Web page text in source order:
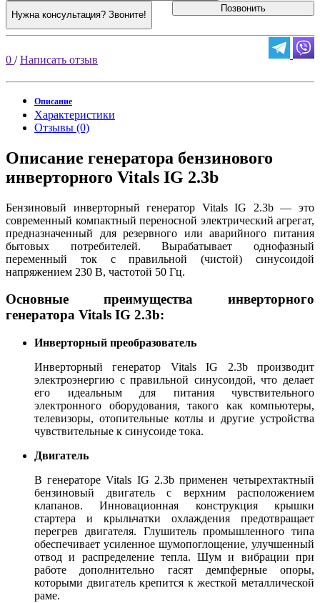
Нужна консультация? Звоните!
Позвонить
0 /Написать отзыв
Описание
Характеристики
Отзывы (0)
Описание генератора бензинового
инверторного Vitals IG 2.3b
Бензиновый инверторный генератор Vitals IG 2.3b — это
современный компактный переносной электрический агрегат,
предназначенный для резервного или аварийного питания
бытовых потребителей. Вырабатывает однофазный
переменный ток с правильной (чистой) синусоидой
напряжением 230 В, частотой 50 Гц.
Основные преимущества инверторного
генератора Vitals IG 2.3b:
Инверторный преобразователь
Инверторный генератор Vitals IG 2.3b производит
электроэнергию с правильной синусоидой, что делает
его идеальным для питания чувствительного
электронного оборудования, такого как компьютеры,
телевизоры, отопительные котлы и другие устройства
чувствительные к синусоиде тока.
Двигатель
В генераторе Vitals IG 2.3b применен четырехтактный
бензиновый двигатель с верхним расположением
клапанов. Инновационная конструкция крышки
стартера и крыльчатки охлаждения предотвращает
перегрев двигателя. Глушитель промышленного типа
обеспечивает усиленное шумопоглощение, улучшенный
отвод и распределение тепла. Шум и вибрации при
работе дополнительно гасят демпферные опоры,
которыми двигатель крепится к жесткой металлической
раме.